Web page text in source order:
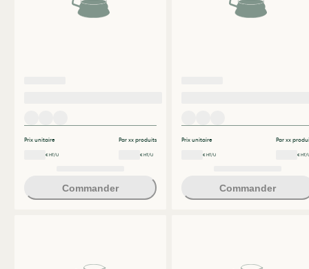
Prix unitaire
€ HT/U
Par xx produits
€ HT/U
Commander
Prix unitaire
€ HT/U
Par xx
€ HT/
Commander